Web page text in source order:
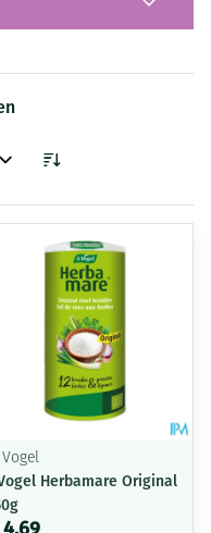
Vogel
Herbamare Original